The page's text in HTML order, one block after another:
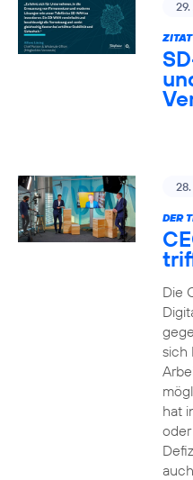
DER
Die
sich
hat